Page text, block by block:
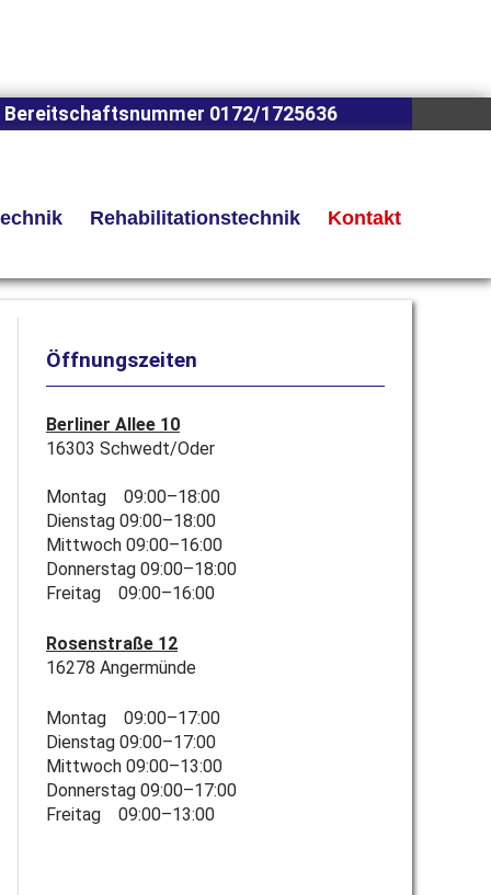
Bereitschaftsnummer 0172/1725636
Rehabilitationstechnik Kontakt
Öffnungszeiten
Berliner Allee 10
16303 Schwedt/Oder
Montag 09:00–18:00
Dienstag 09:00–18:00
Mittwoch 09:00–16:00
Donnerstag 09:00–18:00
Freitag 09:00–16:00
Rosenstraße 12
16278 Angermünde
Montag 09:00–17:00
Dienstag 09:00–17:00
Mittwoch 09:00–13:00
Donnerstag 09:00–17:00
Freitag 09:00–13:00